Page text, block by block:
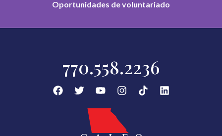
Oportunidades de voluntariado
770.558.2236